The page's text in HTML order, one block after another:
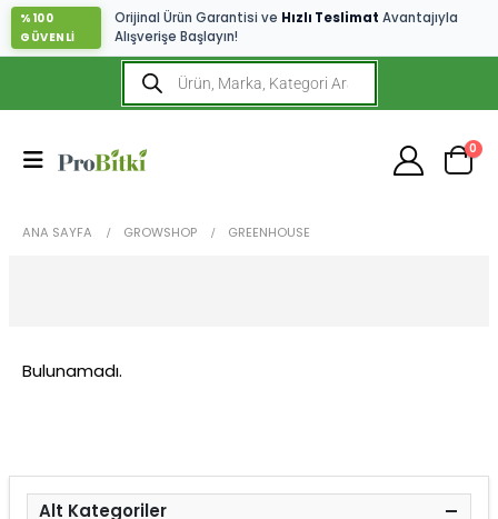
%100
GÜVENLİ
Orijinal Ürün Garantisi ve Hızlı Teslimat Avantajıyla
Alışverişe Başlayın!
0
ANA SAYFA GROWSHOP GREENHOUSE
Bulunamadı.
Alt Kategoriler